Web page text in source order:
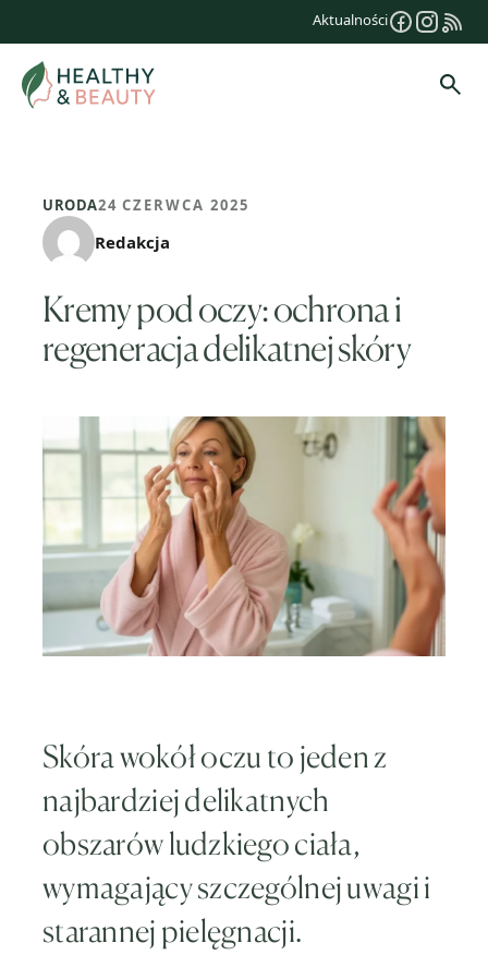
treści
Aktualności
URODA24 CZERWCA 2025
Redakcja
Kremy pod oczy: ochrona i
regeneracja delikatnej skóry
Skóra wokół oczu to jeden z
najbardziej delikatnych
obszarów ludzkiego ciała,
wymagający szczególnej uwagi i
starannej pielęgnacji.